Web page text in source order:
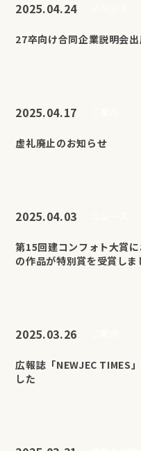
2025.04.24
27卒向け合同企業説明会
2025.04.17
虚礼廃止のお知らせ
2025.04.03
第15回建コンフォト大賞
の作品が特別賞を受賞しま
2025.03.26
広報誌「NEWJEC TIMES
した